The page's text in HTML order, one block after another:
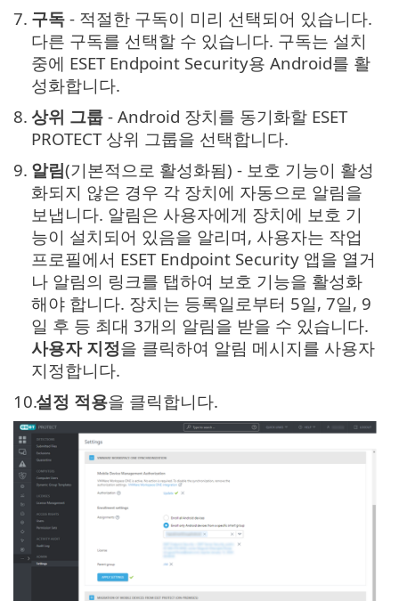
7. 구독 - 적절한 구독이 미리 선택되어 있습니다.
다른 구독를 선택할 수 있습니다. 구독는 설치
중에 ESET Endpoint Security용 Android를 활
성화합니다.
8. 상위 그룹 - Android 장치를 동기화할 ESET
PROTECT 상위 그룹을 선택합니다.
9. 알림(기본적으로 활성화됨) - 보호 기능이 활성
화되지 않은 경우 각 장치에 자동으로 알림을
보냅니다. 알림은 사용자에게 장치에 보호 기
능이 설치되어 있음을 알리며, 사용자는 작업
프로필에서 ESET Endpoint Security 앱을 열거
나 알림의 링크를 탭하여 보호 기능을 활성화
해야 합니다. 장치는 등록일로부터 5일, 7일, 9
일 후 등 최대 3개의 알림을 받을 수 있습니다.
사용자 지정을 클릭하여 알림 메시지를 사용자
지정합니다.
10.설정 적용을 클릭합니다.